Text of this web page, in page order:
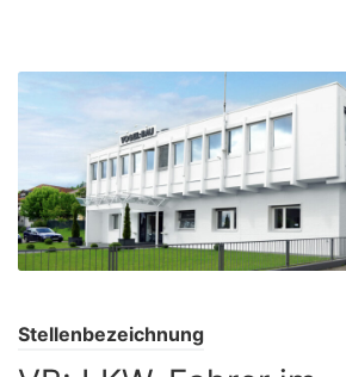
Stellenbezeichnung